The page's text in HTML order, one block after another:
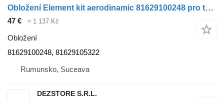
Obložení Element kit aerodinamic 81629100248 pro tahače MAN TGX
47 € ≈ 1 137 Kč
Obložení
81629100248, 81629105322
Rumunsko, Suceava
DEZSTORE S.R.L.